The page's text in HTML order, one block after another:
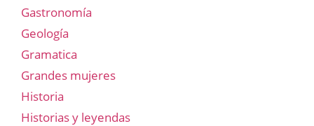
Gastronomía
Geología
Gramatica
Grandes mujeres
Historia
Historias y leyendas